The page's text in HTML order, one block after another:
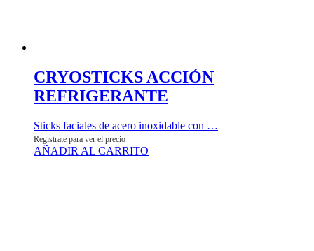
CRYOSTICKS ACCIÓN
REFRIGERANTE
Sticks faciales de acero inoxidable con …
Regístrate para ver el precio
AÑADIR AL CARRITO